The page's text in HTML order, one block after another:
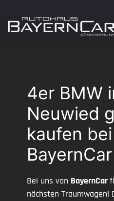
Inhalt
springen
4er BMW
Neuwied
kaufen bei
BayernCar
Bei uns von BayernCar
nächsten Traumwagen!